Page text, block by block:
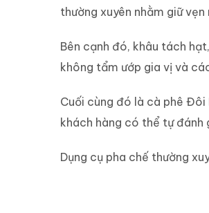
thường xuyên nhằm giữ
Bên cạnh đó, khâu tách
không tẩm ướp gia vị và
Cuối cùng đó là cà phê
khách hàng có thể tự đánh
Dụng cụ pha chế thường